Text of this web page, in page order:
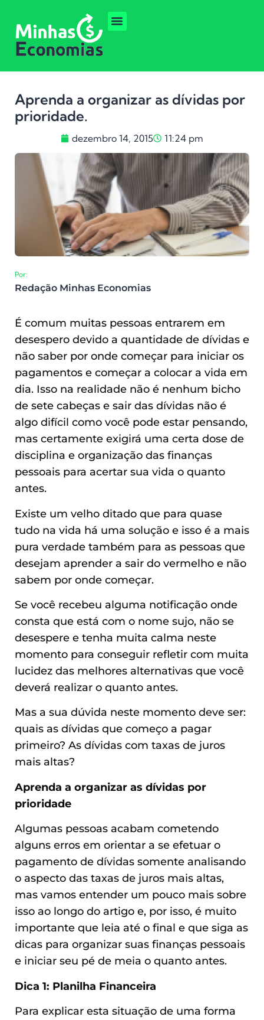
Aprenda a organizar as dívidas por
prioridade.
dezembro 14, 2015 11:24 pm
Por:
Redação Minhas Economias
É comum muitas pessoas entrarem em
desespero devido a quantidade de dívidas e
não saber por onde começar para iniciar os
pagamentos e começar a colocar a vida em
dia. Isso na realidade não é nenhum bicho
de sete cabeças e sair das dívidas não é
algo difícil como você pode estar pensando,
mas certamente exigirá uma certa dose de
disciplina e organização das finanças
pessoais para acertar sua vida o quanto
antes.
Existe um velho ditado que para quase
tudo na vida há uma solução e isso é a mais
pura verdade também para as pessoas que
desejam aprender a sair do vermelho e não
sabem por onde começar.
Se você recebeu alguma notificação onde
consta que está com o nome sujo, não se
desespere e tenha muita calma neste
momento para conseguir refletir com muita
lucidez das melhores alternativas que você
deverá realizar o quanto antes.
Mas a sua dúvida neste momento deve ser:
quais as dívidas que começo a pagar
primeiro? As dívidas com taxas de juros
mais altas?
Aprenda a organizar as dívidas por
prioridade
Algumas pessoas acabam cometendo
alguns erros em orientar a se efetuar o
pagamento de dívidas somente analisando
o aspecto das taxas de juros mais altas,
mas vamos entender um pouco mais sobre
isso ao longo do artigo e, por isso, é muito
importante que leia até o final e que siga as
dicas para organizar suas finanças pessoais
e iniciar seu pé de meia o quanto antes.
Dica 1: Planilha Financeira
Para explicar esta situação de uma forma